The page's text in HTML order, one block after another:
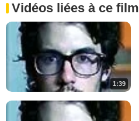
Vidéos liées à ce film
1:39